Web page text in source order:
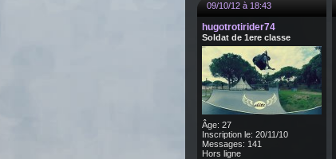
09/10/12 à 18:43
hugotrotirider74
Soldat de 1ere classe
Âge: 27
Inscription le: 20/11/10
Messages: 141
Hors ligne